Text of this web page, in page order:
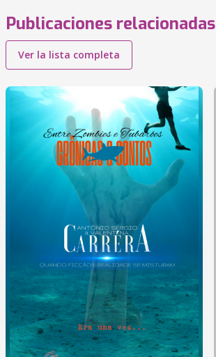
Publicaciones relacionadas
Ver la lista completa